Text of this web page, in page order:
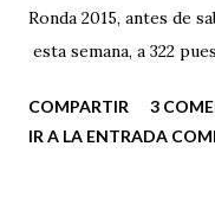
Ronda 2015, antes de
esta semana, a 322
al fin entrenamientos
COMPARTIR
3
IR A LA ENTRADA